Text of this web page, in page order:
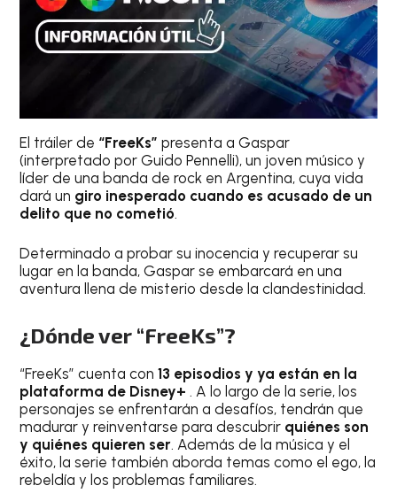
El tráiler de “FreeKs” presenta a Gaspar
(interpretado por Guido Pennelli), un joven músico y
líder de una banda de rock en Argentina, cuya vida
dará un giro inesperado cuando es acusado de un
delito que no cometió.
Determinado a probar su inocencia y recuperar su
lugar en la banda, Gaspar se embarcará en una
aventura llena de misterio desde la clandestinidad.
¿Dónde ver “FreeKs”?
“FreeKs” cuenta con13 episodios y ya están en la
plataforma de Disney+ . A lo largo de la serie, los
personajes se enfrentarán a desafíos, tendrán que
madurar y reinventarse para descubrir quiénes son
y quiénes quieren ser. Además de la música y el
éxito, la serie también aborda temas como el ego, la
rebeldía y los problemas familiares.